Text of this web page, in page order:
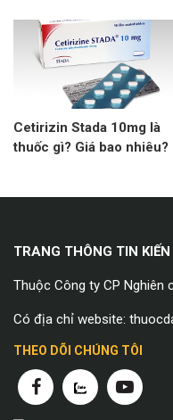
Cetirizin Stada 10mg là
thuốc gì? Giá bao nhiêu?
TRANG THÔNG TIN
Thuộc Công ty CP Nghiên
Có địa chỉ website:
THEO DÕI CHÚNG TÔI